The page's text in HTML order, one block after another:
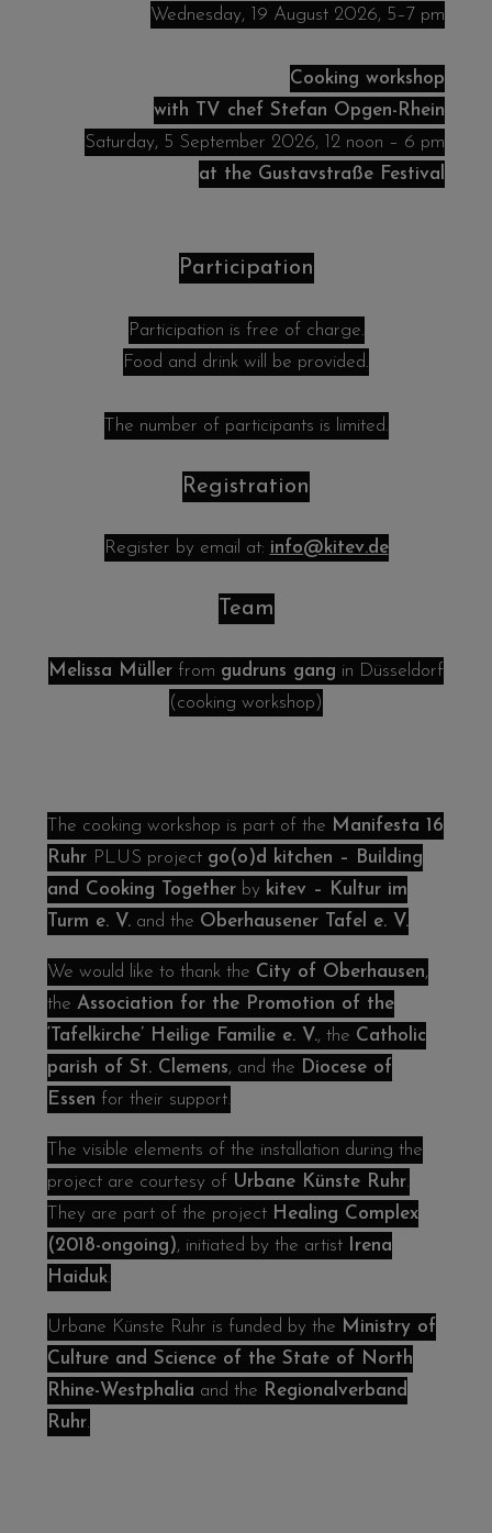
Wednesday, 19 August 2026, 5–7 pm
Cooking workshop
with TV chef Stefan Opgen-Rhein
Saturday, 5 September 2026, 12 noon – 6 pm
at the Gustavstraße Festival
Participation
Participation is free of charge.
Food and drink will be provided.
The number of participants is limited.
Registration
Register by email at: info@kitev.de
Team
Melissa Müller from gudruns gang in Düsseldorf
(cooking workshop)
The cooking workshop is part of the Manifesta 16
Ruhr PLUS project go(o)d kitchen – Building
and Cooking Togetherby kitev – Kultur im
Turm e. V.and the Oberhausener Tafel e. V.
We would like to thank the City of Oberhausen,
the Association for the Promotion of the
‘Tafelkirche’ Heilige Familie e. V., the Catholic
parish of St. Clemens, and the Diocese of
Essen for their support.
The visible elements of the installation during the
project are courtesy of Urbane Künste Ruhr.
They are part of the project Healing Complex
(2018-ongoing), initiated by the artist
Irena
Haiduk.
Urbane Künste Ruhr is funded by the Ministry of
Culture and Science of the State of North
Rhine-Westphalia and the Regionalverband
Ruhr.